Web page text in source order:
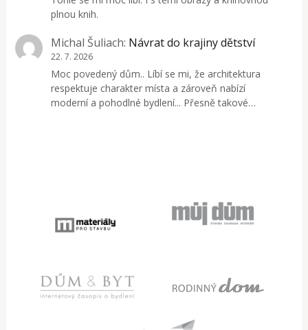
plnou knih.
Michal Šuliach: Návrat do krajiny dětství
22. 7. 2026
Moc povedený dům.. Líbí se mi, že architektura
respektuje charakter místa a zároveň nabízí
moderní a pohodlné bydlení... Přesně takové…